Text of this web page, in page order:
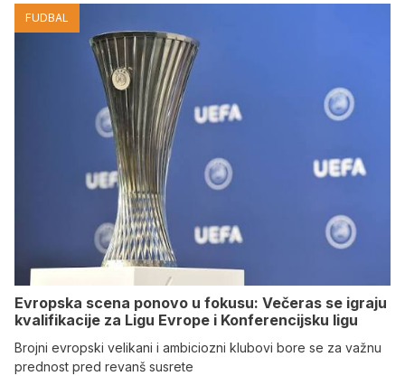
FUDBAL
Evropska scena ponovo u fokusu: Večeras se igraju
kvalifikacije za Ligu Evrope i Konferencijsku ligu
Brojni evropski velikani i ambiciozni klubovi bore se za važnu
prednost pred revanš susrete